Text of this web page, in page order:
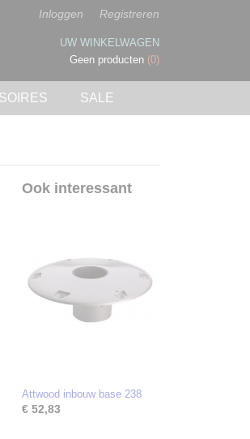
Inloggen Registreren
UW WINKELWAGEN
Geen producten (0)
SALE
Ook interessant
Attwood inbouw base 238
€ 52,83